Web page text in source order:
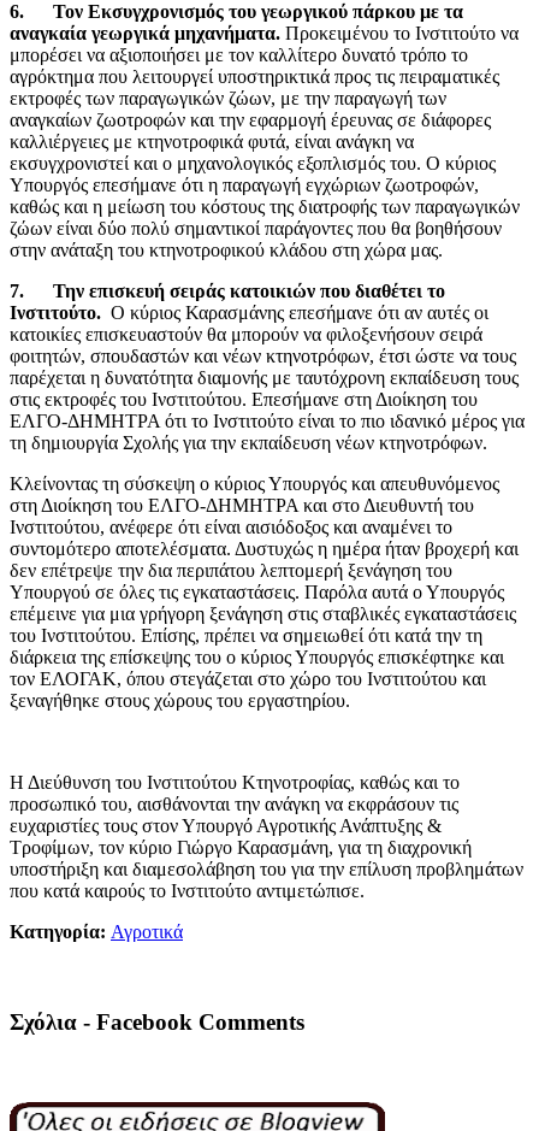
6. Τον Εκσυγχρονισμός του γεωργικού πάρκου με τα
αναγκαία γεωργικά μηχανήματα. Προκειμένου το Ινστιτούτο να
μπορέσει να αξιοποιήσει με τον καλλίτερο δυνατό τρόπο το
αγρόκτημα που λειτουργεί υποστηρικτικά προς τις πειραματικές
εκτροφές των παραγωγικών ζώων, με την παραγωγή των
αναγκαίων ζωοτροφών και την εφαρμογή έρευνας σε διάφορες
καλλιέργειες με κτηνοτροφικά φυτά, είναι ανάγκη να
εκσυγχρονιστεί και ο μηχανολογικός εξοπλισμός του. Ο κύριος
Υπουργός επεσήμανε ότι η παραγωγή εγχώριων ζωοτροφών,
καθώς και η μείωση του κόστους της διατροφής των παραγωγικών
ζώων είναι δύο πολύ σημαντικοί παράγοντες που θα βοηθήσουν
στην ανάταξη του κτηνοτροφικού κλάδου στη χώρα μας.
7. Την επισκευή σειράς κατοικιών που διαθέτει το
Ινστιτούτο. Ο κύριος Καρασμάνης επεσήμανε ότι αν αυτές οι
κατοικίες επισκευαστούν θα μπορούν να φιλοξενήσουν σειρά
φοιτητών, σπουδαστών και νέων κτηνοτρόφων, έτσι ώστε να τους
παρέχεται η δυνατότητα διαμονής με ταυτόχρονη εκπαίδευση τους
στις εκτροφές του Ινστιτούτου. Επεσήμανε στη Διοίκηση του
ΕΛΓΟ-ΔΗΜΗΤΡΑ ότι το Ινστιτούτο είναι το πιο ιδανικό μέρος για
τη δημιουργία Σχολής για την εκπαίδευση νέων κτηνοτρόφων.
Κλείνοντας τη σύσκεψη ο κύριος Υπουργός και απευθυνόμενος
στη Διοίκηση του ΕΛΓΟ-ΔΗΜΗΤΡΑ και στο Διευθυντή του
Ινστιτούτου, ανέφερε ότι είναι αισιόδοξος και αναμένει το
συντομότερο αποτελέσματα. Δυστυχώς η ημέρα ήταν βροχερή και
δεν επέτρεψε την δια περιπάτου λεπτομερή ξενάγηση του
Υπουργού σε όλες τις εγκαταστάσεις. Παρόλα αυτά ο Υπουργός
επέμεινε για μια γρήγορη ξενάγηση στις σταβλικές εγκαταστάσεις
του Ινστιτούτου. Επίσης, πρέπει να σημειωθεί ότι κατά την τη
διάρκεια της επίσκεψης του ο κύριος Υπουργός επισκέφτηκε και
τον ΕΛΟΓΑΚ, όπου στεγάζεται στο χώρο του Ινστιτούτου και
ξεναγήθηκε στους χώρους του εργαστηρίου.
Η Διεύθυνση του Ινστιτούτου Κτηνοτροφίας, καθώς και το
προσωπικό του, αισθάνονται την ανάγκη να εκφράσουν τις
ευχαριστίες τους στον Υπουργό Αγροτικής Ανάπτυξης &
Τροφίμων, τον κύριο Γιώργο Καρασμάνη, για τη διαχρονική
υποστήριξη και διαμεσολάβηση του για την επίλυση προβλημάτων
που κατά καιρούς το Ινστιτούτο αντιμετώπισε.
Κατηγορία: Αγροτικά
Σχόλια - Facebook Comments